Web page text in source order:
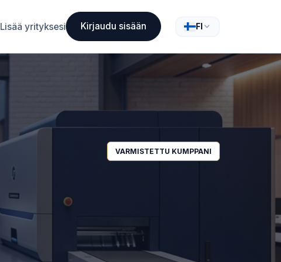
Lisää yrityksesi Kirjaudu sisään FI
VARMISTETTU KUMPPANI